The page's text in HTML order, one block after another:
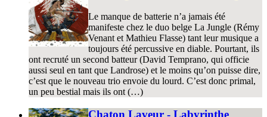
Le manque de batterie n’a jamais été
manifeste chez le duo belge La Jungle (Rémy
Venant et Mathieu Flasse) tant leur musique a
toujours été percussive en diable. Pourtant, ils
ont recruté un second batteur (David Temprano, qui officie
aussi seul en tant que Landrose) et le moins qu’on puisse dire,
c’est que le nouveau trio envoie du lourd. C’est donc primal,
un peu bestial mais ils ont (…)